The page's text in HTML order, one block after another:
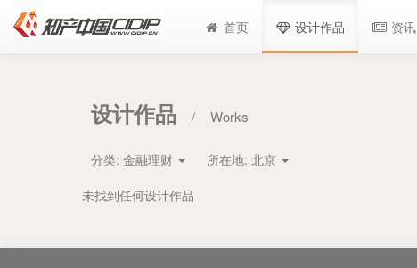
首页 设计作品 资讯
设计作品 / Works
分类: 金融理财 所在地: 北京
未找到任何设计作品